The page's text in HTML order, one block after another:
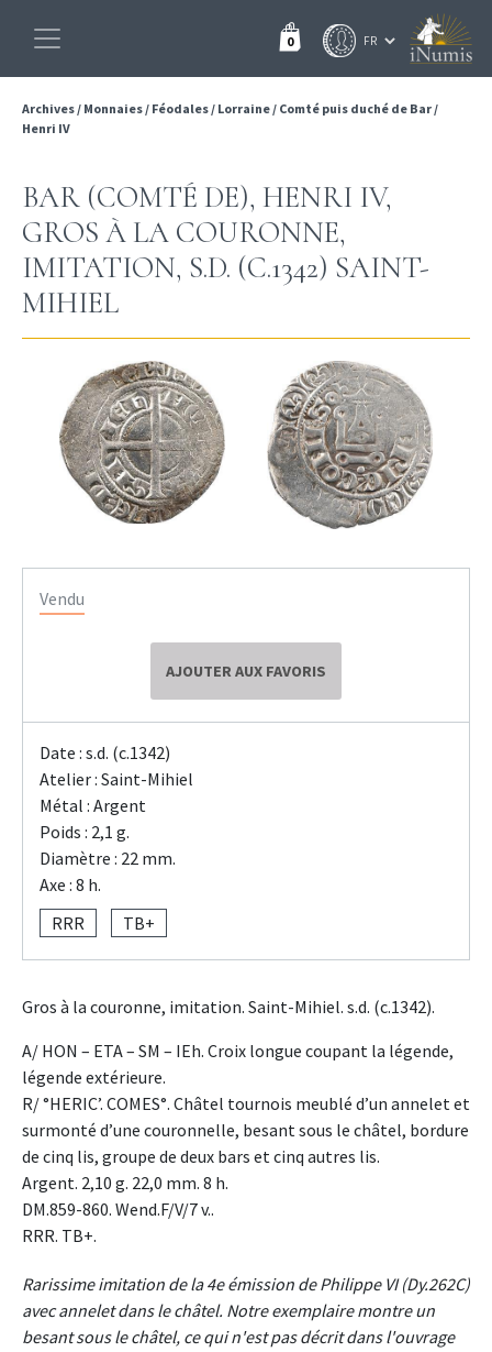
0
Archives/ Monnaies/ Féodales/ Lorraine/ Comté puis duché de Bar/
Henri IV
BAR (COMTÉ DE), HENRI IV,
GROS À LA COURONNE,
IMITATION, S.D. (C.1342) SAINT-
MIHIEL
Vendu
AJOUTER AUX FAVORIS
Date : s.d. (c.1342)
Atelier : Saint-Mihiel
Métal : Argent
Poids : 2,1 g.
Diamètre : 22 mm.
Axe : 8 h.
RRR
TB+
Gros à la couronne, imitation. Saint-Mihiel. s.d. (c.1342).
A/ HON – ETA – SM – IEh. Croix longue coupant la légende,
légende extérieure.
R/ °HERIC’. COMES°. Châtel tournois meublé d’un annelet et
surmonté d’une couronnelle, besant sous le châtel, bordure
de cinq lis, groupe de deux bars et cinq autres lis.
Argent. 2,10 g. 22,0 mm. 8 h.
DM.859-860. Wend.F/V/7 v..
RRR. TB+.
Rarissime imitation de la 4e émission de Philippe VI (Dy.262C)
avec annelet dans le châtel. Notre exemplaire montre un
besant sous le châtel, ce qui n'est pas décrit dans l'ouvrage